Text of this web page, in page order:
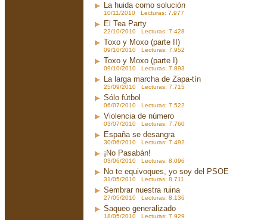
La huida como solución
10/11/2010 Lecturas: 7.977
El Tea Party
22/10/2010 Lecturas: 7.428
Toxo y Moxo (parte II)
09/10/2010 Lecturas: 7.952
Toxo y Moxo (parte I)
09/10/2010 Lecturas: 7.893
La larga marcha de Zapa-tín
25/09/2010 Lecturas: 7.715
Sólo fútbol
06/07/2010 Lecturas: 7.522
Violencia de número
03/07/2010 Lecturas: 7.760
España se desangra
30/06/2010 Lecturas: 7.492
¡No Pasabán!
03/06/2010 Lecturas: 8.096
No te equivoques, yo soy del PSOE
31/05/2010 Lecturas: 8.711
Sembrar nuestra ruina
27/05/2010 Lecturas: 8.136
Saqueo generalizado
18/05/2010 Lecturas: 7.929